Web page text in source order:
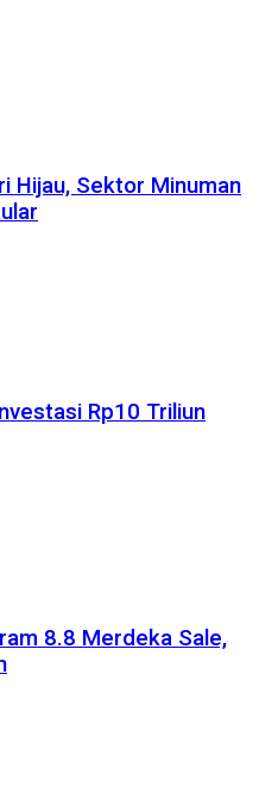
Hijau, Sektor Minuman
Rp10 Triliun
8.8 Merdeka Sale,